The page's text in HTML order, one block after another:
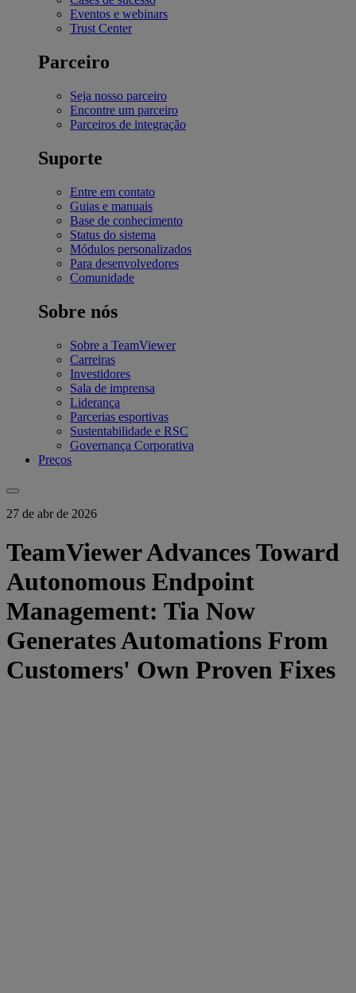
Eventos e webinars
Trust Center
Parceiro
Seja nosso parceiro
Encontre um parceiro
Parceiros de integração
Suporte
Entre em contato
Guias e manuais
Base de conhecimento
Status do sistema
Módulos personalizados
Para desenvolvedores
Comunidade
Sobre nós
Sobre a TeamViewer
Carreiras
Investidores
Sala de imprensa
Liderança
Parcerias esportivas
Sustentabilidade e RSC
Governança Corporativa
Preços
27 de abr de 2026
TeamViewer Advances Toward
Autonomous Endpoint
Management: Tia Now
Generates Automations From
Customers' Own Proven Fixes